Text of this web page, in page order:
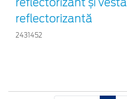
reflectorizantă
2431452